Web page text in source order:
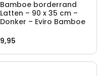
Bamboe borderrand
Latten – 90 x 35 cm –
Donker – Eviro Bamboe
9,95